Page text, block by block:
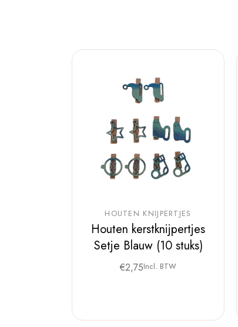
HOUTEN KNIJPERTJES
Houten kerstknijpertjes
Setje Blauw (10 stuks)
€2,75Incl. BTW